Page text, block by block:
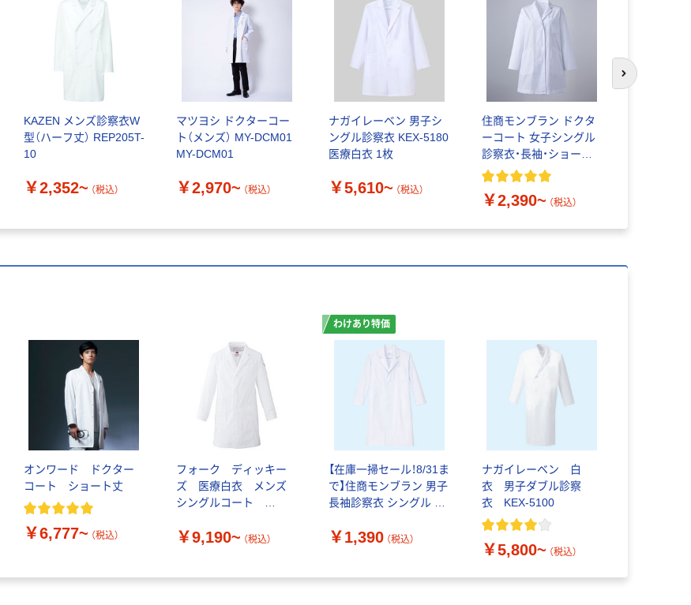
KAZEN メンズ診察衣W
型（ハーフ丈） REP205T-
10
￥2,352~ （税込）
マツヨシ ドクターコー
ト（メンズ） MY-DCM01
MY-DCM01
￥2,970~ （税込）
ナガイレーベン 男子シ
ングル診察衣 KEX-5180
医療白衣 1枚
￥5,610~ （税込）
住商モンブラン ドクタ
ーコート 女子シングル
診察衣・長袖・ショート
丈 81-581・582・583・
￥2,390~ （税込）
次のスライド
オンワード ドクター
コート ショート丈
￥6,777~ （税込）
フォーク ディッキー
ズ 医療白衣 メンズ
シングルコート
￥9,190~ （税込）
わけあり特価
【在庫一掃セール！8/31ま
で】住商モンブラン 男子
長袖診察衣 シングル M
クターコート メンズ
￥1,390 （税込）
ナガイレーベン 白
衣 男子ダブル診察
衣 KEX-5100
￥5,800~ （税込）